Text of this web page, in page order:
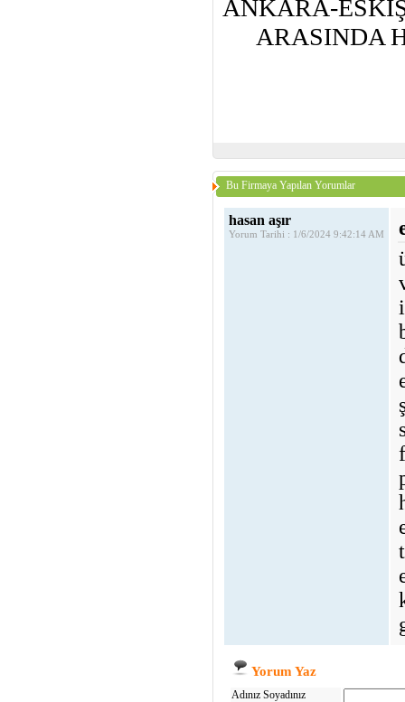
ANKARA-
ARASINDA
Bu Firmaya Yapılan Yorumlar
hasan aşır
Yorum Tarihi : 1/6/2024 9:42:14 AM
Yorum Yaz
Adınız Soyadınız